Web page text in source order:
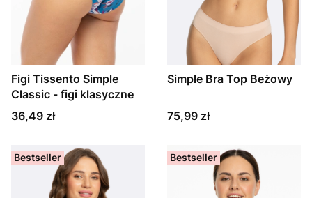
Figi Tissento Simple
Classic - figi klasyczne
Cena
36,49 zł
Simple Bra Top Beżowy
Cena
75,99 zł
Bestseller Bestseller